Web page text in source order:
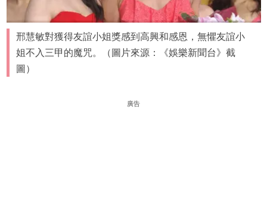
邢慧敏對獲得友誼小姐獎感到高興和感恩，無懼友誼小
姐不入三甲的魔咒。（圖片來源：《娛樂新聞台》截
圖）
廣告